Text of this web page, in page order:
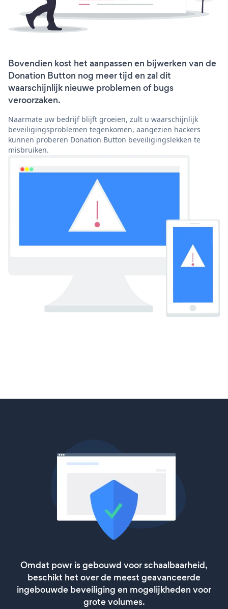
Bovendien kost het aanpassen en bijwerken van de
Donation Button nog meer tijd en zal dit
waarschijnlijk nieuwe problemen of bugs
veroorzaken.
Naarmate uw bedrijf blijft groeien, zult u waarschijnlijk
beveiligingsproblemen tegenkomen, aangezien hackers
kunnen proberen Donation Button beveiligingslekken te
misbruiken.
Omdat powr is gebouwd voor schaalbaarheid,
beschikt het over de meest geavanceerde
ingebouwde beveiliging en mogelijkheden voor
grote volumes.